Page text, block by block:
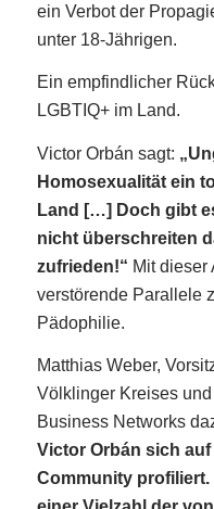
ein Verbot der
unter 18-Jährigen.
Ein empfindlicher
LGBTIQ+ im Land.
Victor Orbán sagt:
Homosexualität ein
Land […] Doch gibt
nicht überschreiten
zufrieden!“ Mit dieser
verstörende Parallele
Pädophilie.
Matthias Weber,
Völklinger Kreises
Business Networks
Victor Orbán sich
Community profiliert.